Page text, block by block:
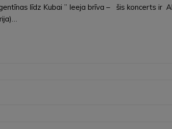
līdz Kubai ” Ieeja brīva – šis koncerts ir